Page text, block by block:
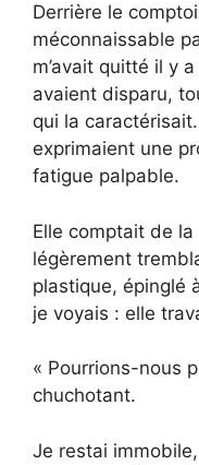
Derrière le
méconnaissable
m’avait quitté il y
avaient disparu,
qui la
exprimaient une
fatigue palpable.
Elle comptait de
légèrement
plastique, épinglé
je voyais : elle
« Pourrions-nous
chuchotant.
Je restai